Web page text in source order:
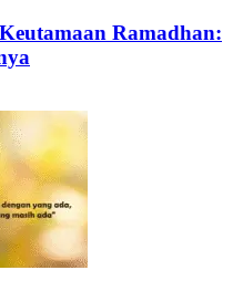
Ramadhan: